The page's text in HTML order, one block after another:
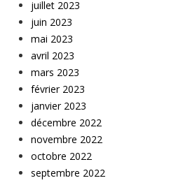
juillet 2023
juin 2023
mai 2023
avril 2023
mars 2023
février 2023
janvier 2023
décembre 2022
novembre 2022
octobre 2022
septembre 2022